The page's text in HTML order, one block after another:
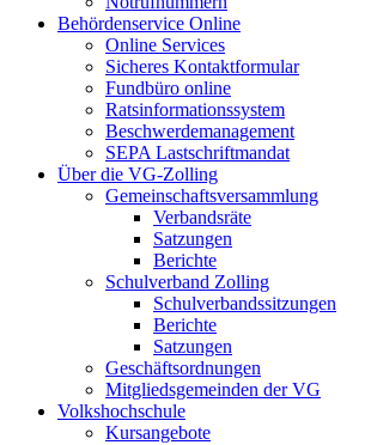
Behördenservice Online
Online Services
Sicheres Kontaktformular
Fundbüro online
Ratsinformationssystem
Beschwerdemanagement
SEPA Lastschriftmandat
Über die VG-Zolling
Gemeinschaftsversammlung
Verbandsräte
Satzungen
Berichte
Schulverband Zolling
Schulverbandssitzungen
Berichte
Satzungen
Geschäftsordnungen
Mitgliedsgemeinden der VG
Volkshochschule
Kursangebote